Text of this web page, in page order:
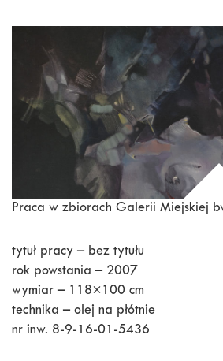
Praca w zbiorach Galerii Miejskiej
tytuł pracy – bez tytułu
rok powstania – 2007
wymiar – 118×100 cm
technika – olej na płótnie
nr inw. 8-9-16-01-5436